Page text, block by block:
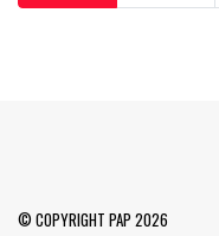
© COPYRIGHT PAP 2026